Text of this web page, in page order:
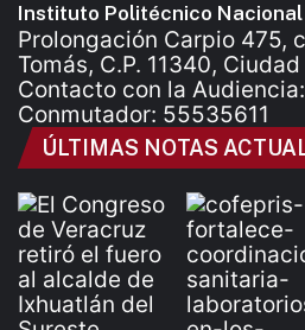
Instituto Politécnico Nacional
Prolongación Carpio 475,
Tomás, C.P. 11340,
Contacto con la
Conmutador: 55535611
ÚLTIMAS NOTAS